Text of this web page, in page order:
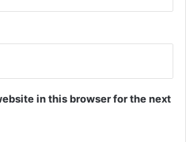
in this browser for the next